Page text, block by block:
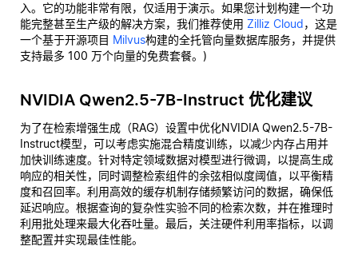
入。它的功能非常有限，仅适用于演示。如果您计划构建一个功
能完整甚至生产级的解决方案，我们推荐使用 Zilliz Cloud，这是
一个基于开源项目 Milvus构建的全托管向量数据库服务，并提供
支持最多 100 万个向量的免费套餐。)
NVIDIA Qwen2.5-7B-Instruct 优化建议
为了在检索增强生成（RAG）设置中优化NVIDIA Qwen2.5-7B-
Instruct模型，可以考虑实施混合精度训练，以减少内存占用并
加快训练速度。针对特定领域数据对模型进行微调，以提高生成
响应的相关性，同时调整检索组件的余弦相似度阈值，以平衡精
度和召回率。利用高效的缓存机制存储频繁访问的数据，确保低
延迟响应。根据查询的复杂性实验不同的检索次数，并在推理时
利用批处理来最大化吞吐量。最后，关注硬件利用率指标，以调
整配置并实现最佳性能。